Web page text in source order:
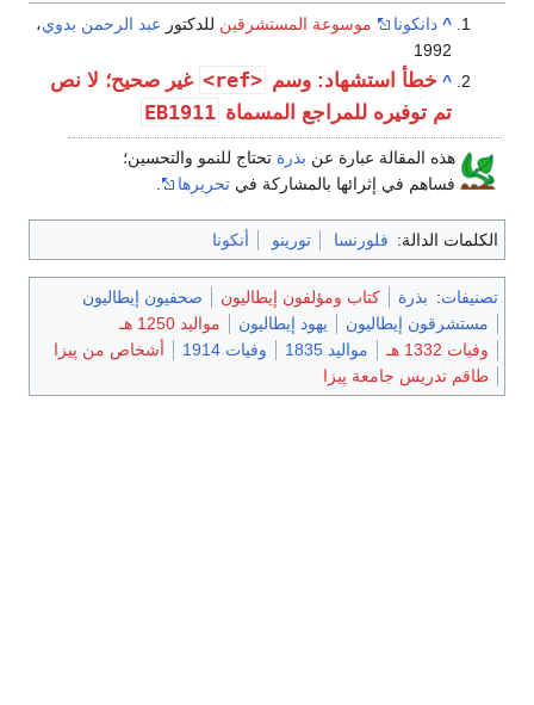
^ دانكونا موسوعة المستشرقين للدكتور عبد الرحمن بدوي،
1992
^ خطأ استشهاد: وسم <ref>
غير صحيح؛ لا نص
تم توفيره للمراجع المسماة EB1911
هذه المقالة عبارة عن بذرة تحتاج للنمو والتحسين؛
فساهم في إثرائها بالمشاركة في تحريرها
الكلمات الدالة: فلورنسا تورينو أنكونا
تصنيفات: بذرة كتاب ومؤلفون إيطاليون
صحفيون إيطاليون
مستشرقون إيطاليون
يهود إيطاليون
مواليد 1250 هـ
وفيات 1332 هـ
مواليد 1835 وفيات 1914
أشخاص من پيزا
طاقم تدريس جامعة پيزا